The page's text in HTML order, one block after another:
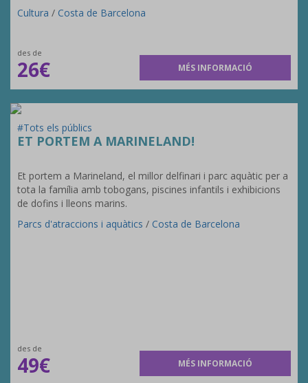
Cultura / Costa de Barcelona
des de
26€ MÉS INFORMACIÓ
#Tots els públics
ET PORTEM A MARINELAND!
Et portem a Marineland, el millor delfinari i parc aquàtic per a
tota la família amb tobogans, piscines infantils i exhibicions
de dofins i lleons marins.
Parcs d'atraccions i aquàtics / Costa de Barcelona
des de
49€ MÉS INFORMACIÓ